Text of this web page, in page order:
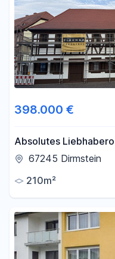
398.000 €
Absolutes
von Dirmstein mit 3
67245 Dirmstein
210m²